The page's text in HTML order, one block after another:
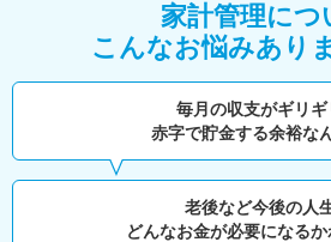
家計管理につ
こんなお悩みあり
毎月の収支がギリギ
赤字で貯金する余裕な
老後など今後の人生
どんなお金が必要になる